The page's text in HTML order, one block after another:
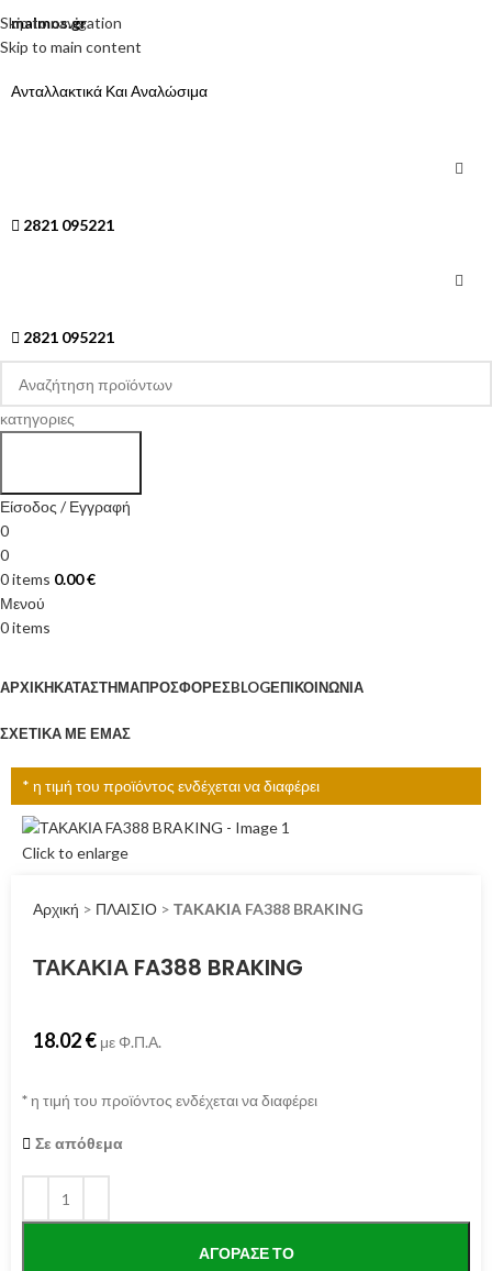
Skip to navigation
Skip to main content
malmos.gr
Ανταλλακτικά Και Αναλώσιμα
2821 095221
2821 095221
κατηγοριες
Είσοδος / Εγγραφή
0
0
0items 0.00€
Μενού
0items
ΑΡΧΙΚΉΚΑΤΆΣΤΗΜΑΠΡΟΣΦΟΡΈΣBLOGΕΠΙΚΟΙΝΩΝΊΑ
ΣΧΕΤΙΚΆ ΜΕ ΕΜΆΣ
* η τιμή του προϊόντος ενδέχεται να διαφέρει
Click to enlarge
Αρχική > ΠΛΑΙΣΙΟ > ΤΑΚΑΚΙΑ FA388 BRAKING
ΤΑΚΑΚΙΑ FA388 BRAKING
18.02€ με Φ.Π.Α.
*η τιμή του προϊόντος ενδέχεται να διαφέρει
Σε απόθεμα
ΑΓΌΡΑΣΕ ΤΟ